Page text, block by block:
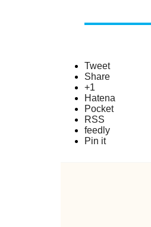
Tweet
Share
+1
Hatena
Pocket
RSS
feedly
Pin it